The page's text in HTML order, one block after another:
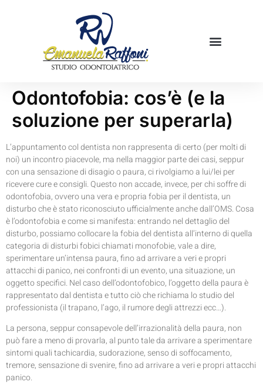
Odontofobia: cos’è (e la
soluzione per superarla)
L’appuntamento col dentista non rappresenta di certo (per molti di
noi) un incontro piacevole, ma nella maggior parte dei casi, seppur
con una sensazione di disagio o paura, ci rivolgiamo a lui/lei per
ricevere cure e consigli. Questo non accade, invece, per chi soffre di
odontofobia, ovvero una vera e propria fobia per il dentista, un
disturbo che è stato riconosciuto ufficialmente anche dall’OMS. Cosa
è l’odontofobia e come si manifesta: entrando nel dettaglio del
disturbo, possiamo collocare la fobia del dentista all’interno di quella
categoria di disturbi fobici chiamati monofobie, vale a dire,
sperimentare un’intensa paura, fino ad arrivare a veri e propri
attacchi di panico, nei confronti di un evento, una situazione, un
oggetto specifici. Nel caso dell’odontofobico, l’oggetto della paura è
rappresentato dal dentista e tutto ciò che richiama lo studio del
professionista (il trapano, l’ago, il rumore degli attrezzi ecc…).
La persona, seppur consapevole dell’irrazionalità della paura, non
può fare a meno di provarla, al punto tale da arrivare a sperimentare
sintomi quali tachicardia, sudorazione, senso di soffocamento,
tremore, sensazione di svenire, fino ad arrivare a veri e propri attacchi
panico.